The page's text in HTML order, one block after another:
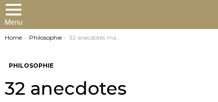
Menu
You are here:
Home Philosophie 32 anecdotes marquantes sur Sénèque
PHILOSOPHIE
32 anecdotes